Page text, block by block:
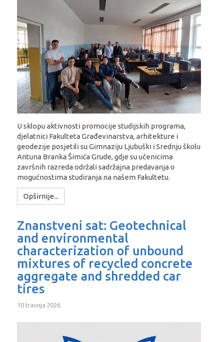
U sklopu aktivnosti promocije studijskih programa,
djelatnici Fakulteta Građevinarstva, arhitekture i
geodezije posjetili su Gimnaziju Ljubuški i Srednju školu
Antuna Branka Šimića Grude, gdje su učenicima
završnih razreda održali sadržajna predavanja o
mogućnostima studiranja na našem Fakultetu.
Opširnije...
Znanstveni sat: Geotechnical
and environmental
characterization of unbound
mixtures of recycled concrete
aggregate and shredded car
tires
10 travnja 2026